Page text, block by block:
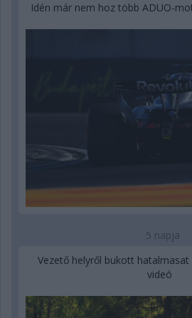
Idén már nem hoz több ADUO-
5 napja
Vezető helyről bukott hatalmasat
videó